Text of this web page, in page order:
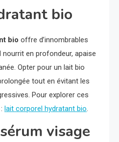
bio
bio offre d’innombrables
nourrit en profondeur, apaise
Opter pour un lait bio
tout en évitant les
Pour explorer ces
lait corporel hydratant bio
visage